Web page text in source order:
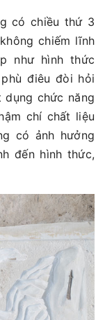
có chiều thứ 3
chiếm lĩnh
như hình thức
điêu đòi hỏi
chức năng
chí chất liệu
có ảnh hưởng
đến hình thức,